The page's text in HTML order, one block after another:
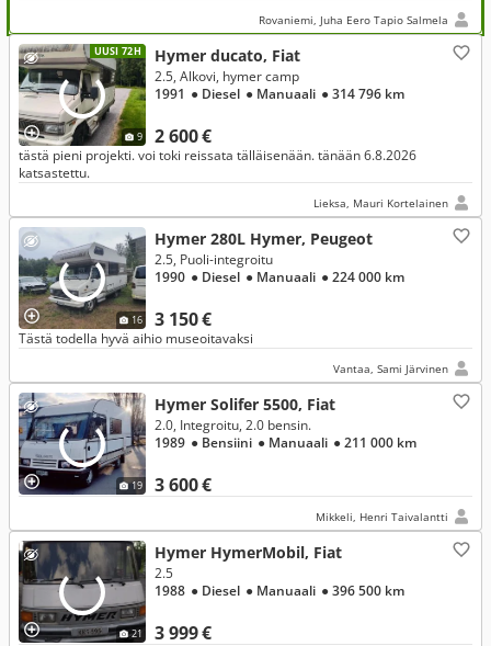
Rovaniemi, Juha Eero Tapio Salmela
UUSI 72H
9
Hymer ducato, Fiat
2 600 €
2.5, Alkovi, hymer camp
1991 ● Diesel ● Manuaali ● 314 796 km
tästä pieni projekti. voi toki reissata tälläisenään. tänään 6.8.2026
katsastettu.
Lieksa, Mauri Kortelainen
16
Hymer 280L Hymer, Peugeot
3 150 €
2.5, Puoli-integroitu
1990 ● Diesel ● Manuaali ● 224 000 km
Tästä todella hyvä aihio museoitavaksi
Vantaa, Sami Järvinen
19
Hymer Solifer 5500, Fiat
3 600 €
2.0, Integroitu, 2.0 bensin.
1989 ● Bensiini ● Manuaali ● 211 000 km
Mikkeli, Henri Taivalantti
21
Hymer HymerMobil, Fiat
3 999 €
2.5
1988 ● Diesel ● Manuaali ● 396 500 km